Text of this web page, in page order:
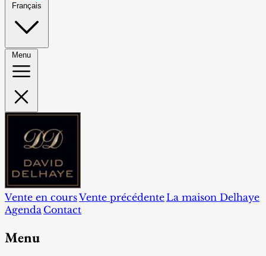
Français
Menu
Vente en coursVente précédente La maison Delhaye
Agenda Contact
Menu